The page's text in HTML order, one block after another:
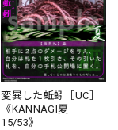
変異した蚯蚓［UC］
《KANNAGI夏
15/53》